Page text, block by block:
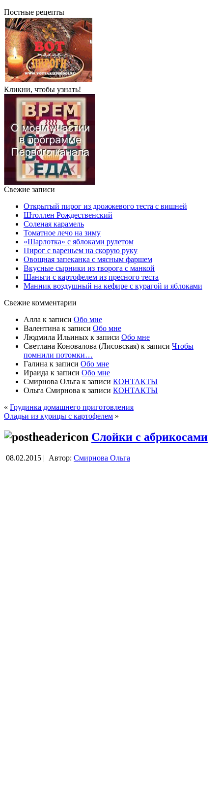
Постные рецепты
Кликни, чтобы узнать!
Свежие записи
Открытый пирог из дрожжевого теста с вишней
Штоллен Рождественский
Соленая карамель
Томатное лечо на зиму
«Шарлотка» с яблоками рулетом
Пирог с вареньем на скорую руку
Овощная запеканка с мясным фаршем
Вкусные сырники из творога с манкой
Шаньги с картофелем из пресного теста
Манник воздушный на кефире с курагой и яблоками
Свежие комментарии
Алла к записи Обо мне
Валентина к записи Обо мне
Людмила Ильиных к записи Обо мне
Светлана Коновалова (Лисовская) к записи Чтобы
помнили потомки…
Галина к записи Обо мне
Ираида к записи Обо мне
Смирнова Ольга к записи КОНТАКТЫ
Ольга Смирнова к записи КОНТАКТЫ
« Грудинка домашнего приготовления
Оладьи из курицы с картофелем »
Слойки с абрикосами
08.02.2015 | Автор: Смирнова Ольга